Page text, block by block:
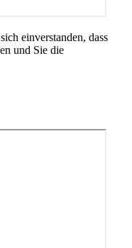
einverstanden, dass
und Sie die